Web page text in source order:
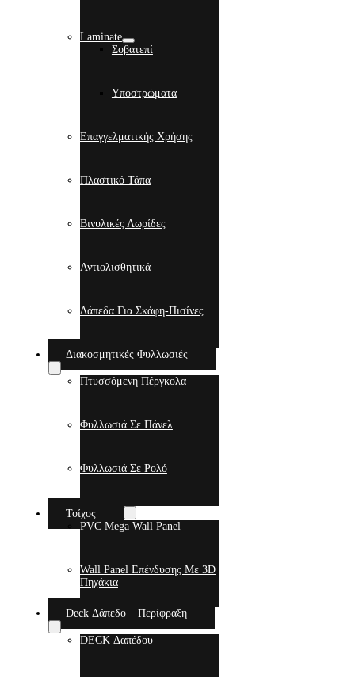
Laminate
Σοβατεπί
Υποστρώματα
Επαγγελματικής Χρήσης
Πλαστικό Τάπα
Βινυλικές Λωρίδες
Αντιολισθητικά
Δάπεδα Για Σκάφη-Πισίνες
Διακοσμητικές Φυλλωσιές
Πτυσσόμενη Πέργκολα
Φυλλωσιά Σε Πάνελ
Φυλλωσιά Σε Ρολό
Τοίχος
PVC Mega Wall Panel
Wall Panel Επένδυσης Με 3D
Πηχάκια
Deck Δάπεδο – Περίφραξη
DECK Δαπέδου